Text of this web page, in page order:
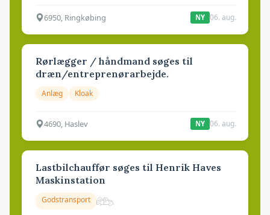
6950, Ringkøbing NY 06. aug.
Rørlægger / håndmand søges til
dræn/entreprenørarbejde.
Anlæg Kloak
4690, Haslev NY 06. aug.
Lastbilchauffør søges til Henrik Haves
Maskinstation
Godstransport